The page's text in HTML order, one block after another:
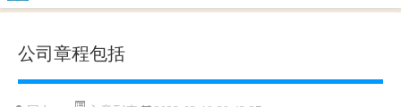
公司章程包括